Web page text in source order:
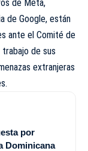
de Meta,
de Google, están
ante el Comité de
de sus
extranjeras
por
Dominicana